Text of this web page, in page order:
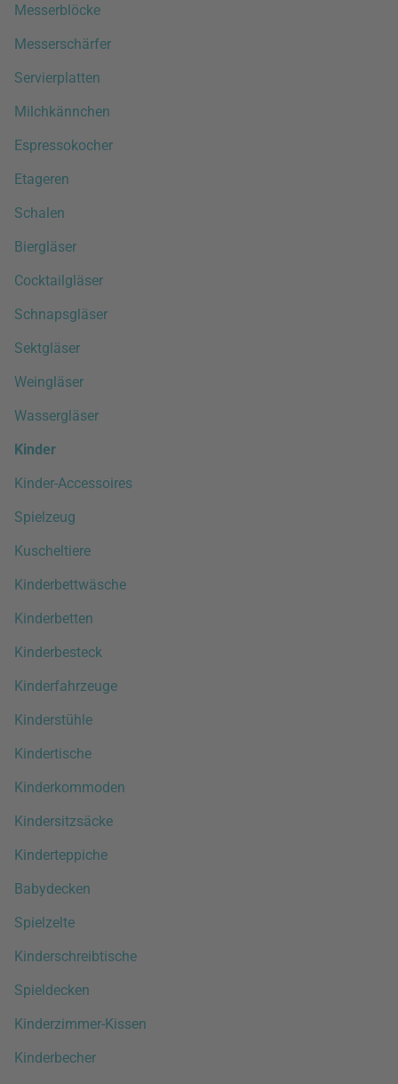
Messerblöcke
Messerschärfer
Servierplatten
Milchkännchen
Espressokocher
Etageren
Schalen
Biergläser
Cocktailgläser
Schnapsgläser
Sektgläser
Weingläser
Wassergläser
Kinder
Kinder-Accessoires
Spielzeug
Kuscheltiere
Kinderbettwäsche
Kinderbetten
Kinderbesteck
Kinderfahrzeuge
Kinderstühle
Kindertische
Kinderkommoden
Kindersitzsäcke
Kinderteppiche
Babydecken
Spielzelte
Kinderschreibtische
Spieldecken
Kinderzimmer-Kissen
Kinderbecher